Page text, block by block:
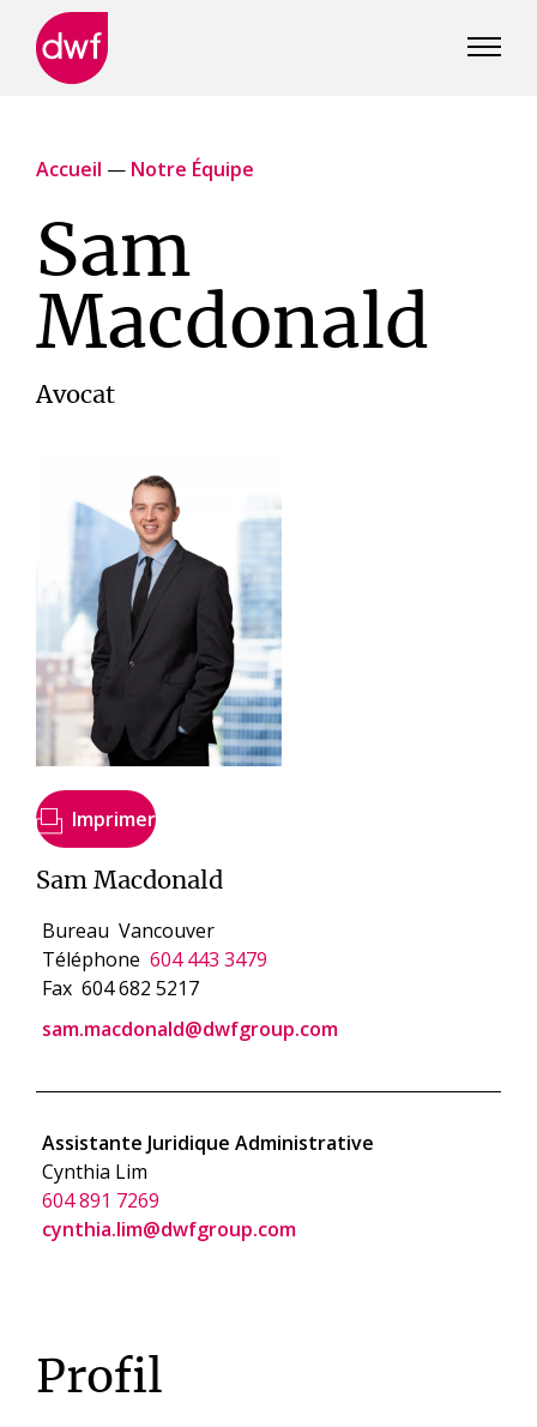
Accueil — Notre Équipe
Sam
Macdonald
Avocat
Imprimer
Sam Macdonald
Bureau Vancouver
Téléphone 604 443 3479
Fax 604 682 5217
sam.macdonald@dwfgroup.com
Assistante Juridique Administrative
Cynthia Lim
604 891 7269
cynthia.lim@dwfgroup.com
Profil